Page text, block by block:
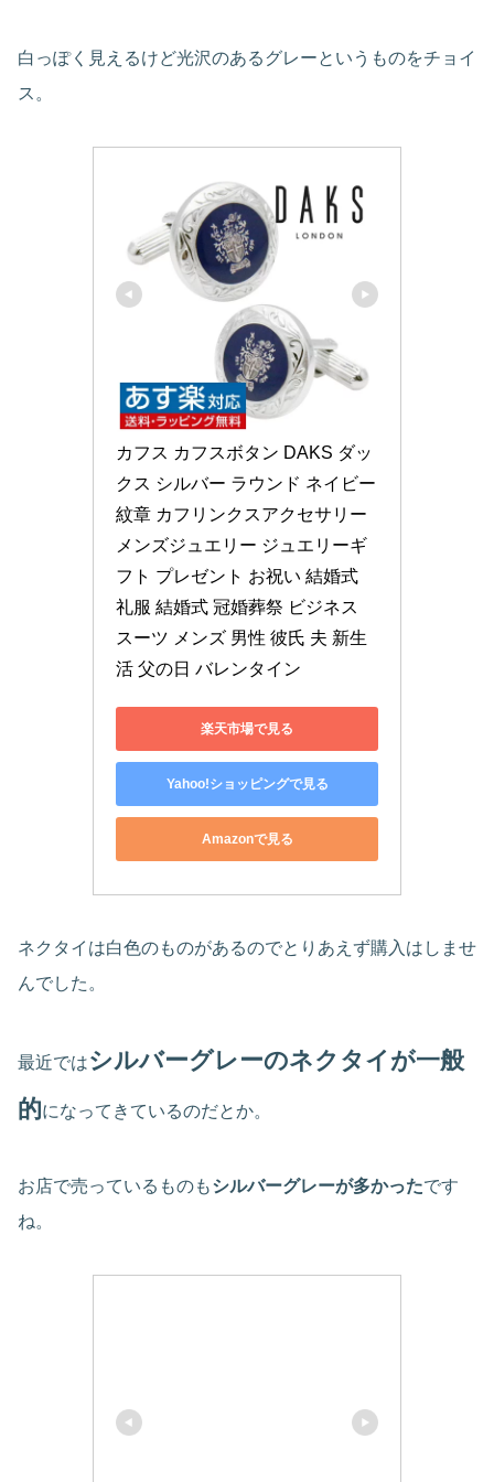
白っぽく見えるけど光沢のあるグレーというものをチョイ
ス。
カフス カフスボタン DAKS ダッ
クス シルバー ラウンド ネイビー
紋章 カフリンクスアクセサリー
メンズジュエリー ジュエリーギ
フト プレゼント お祝い 結婚式
礼服 結婚式 冠婚葬祭 ビジネス
スーツ メンズ 男性 彼氏 夫 新生
活 父の日 バレンタイン
楽天市場で見る
Yahoo!ショッピングで見る
Amazonで見る
ネクタイは白色のものがあるのでとりあえず購入はしませ
んでした。
最近ではシルバーグレーのネクタイが一般
的になってきているのだとか。
お店で売っているものもシルバーグレーが多かったです
ね。